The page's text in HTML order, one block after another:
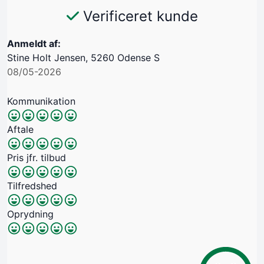
Verificeret kunde
Anmeldt af:
Stine Holt Jensen, 5260 Odense S
08/05-2026
Kommunikation
Aftale
Pris jfr. tilbud
Tilfredshed
Oprydning